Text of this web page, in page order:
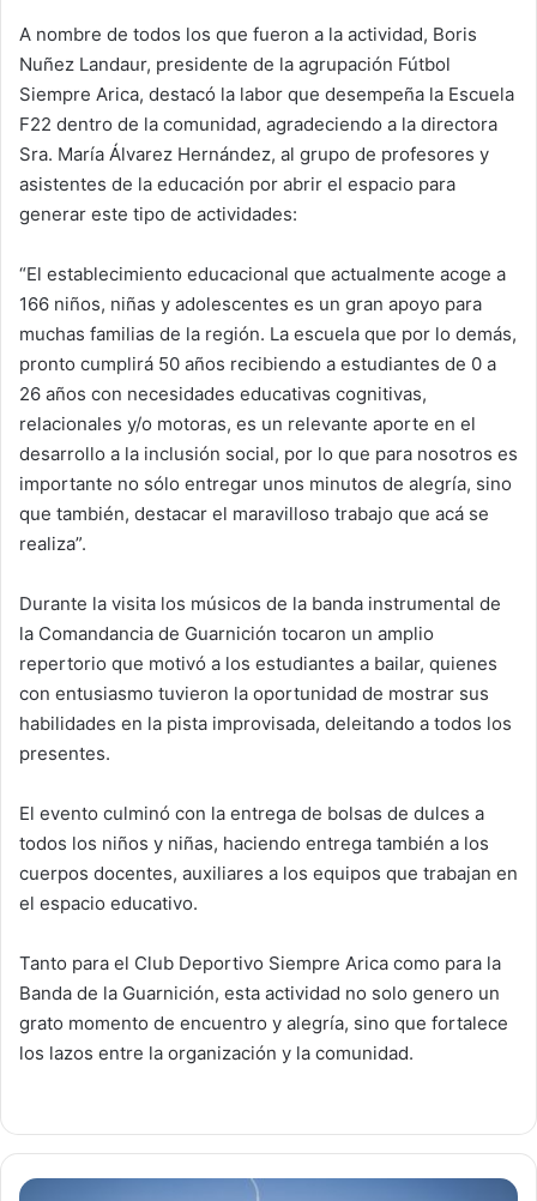
A nombre de todos los que fueron a la actividad, Boris
Nuñez Landaur, presidente de la agrupación Fútbol
Siempre Arica, destacó la labor que desempeña la Escuela
F22 dentro de la comunidad, agradeciendo a la directora
Sra. María Álvarez Hernández, al grupo de profesores y
asistentes de la educación por abrir el espacio para
generar este tipo de actividades:
“El establecimiento educacional que actualmente acoge a
166 niños, niñas y adolescentes es un gran apoyo para
muchas familias de la región. La escuela que por lo demás,
pronto cumplirá 50 años recibiendo a estudiantes de 0 a
26 años con necesidades educativas cognitivas,
relacionales y/o motoras, es un relevante aporte en el
desarrollo a la inclusión social, por lo que para nosotros es
importante no sólo entregar unos minutos de alegría, sino
que también, destacar el maravilloso trabajo que acá se
realiza”.
Durante la visita los músicos de la banda instrumental de
la Comandancia de Guarnición tocaron un amplio
repertorio que motivó a los estudiantes a bailar, quienes
con entusiasmo tuvieron la oportunidad de mostrar sus
habilidades en la pista improvisada, deleitando a todos los
presentes.
El evento culminó con la entrega de bolsas de dulces a
todos los niños y niñas, haciendo entrega también a los
cuerpos docentes, auxiliares a los equipos que trabajan en
el espacio educativo.
Tanto para el Club Deportivo Siempre Arica como para la
Banda de la Guarnición, esta actividad no solo genero un
grato momento de encuentro y alegría, sino que fortalece
los lazos entre la organización y la comunidad.
S